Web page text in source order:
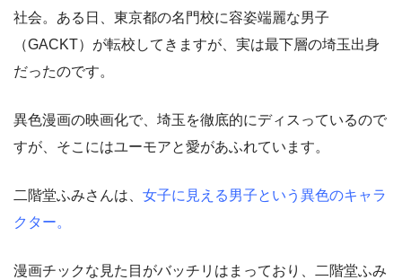
社会。ある日、東京都の名門校に容姿端麗な男子
（GACKT）が転校してきますが、実は最下層の埼玉出身
だったのです。
異色漫画の映画化で、埼玉を徹底的にディスっているので
すが、そこにはユーモアと愛があふれています。
二階堂ふみさんは、 女子に見える男子という異色のキャラ
クター。
漫画チックな見た目がバッチリはまっており、二階堂ふみ